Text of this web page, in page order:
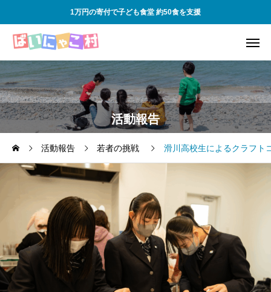
1万円の寄付で子ども食堂 約50食を支援
活動報告
活動報告 若者の挑戦 滑川高校生によるクラフト